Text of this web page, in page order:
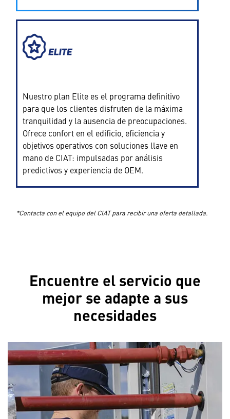
Nuestro plan Elite es el programa definitivo
para que los clientes disfruten de la máxima
tranquilidad y la ausencia de preocupaciones.
Ofrece confort en el edificio, eficiencia y
objetivos operativos con soluciones llave en
mano de CIAT: impulsadas por análisis
predictivos y experiencia de OEM.
*Contacta con el equipo del CIAT para recibir una oferta detallada.
Encuentre el servicio que
mejor se adapte a sus
necesidades